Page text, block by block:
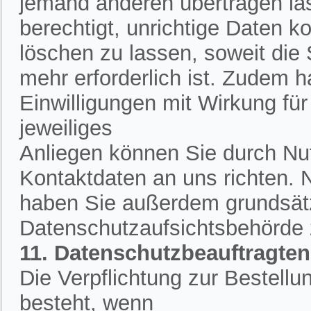
berechtigt, unrichtige Daten
löschen zu lassen, soweit
mehr erforderlich ist. Zudem
Einwilligungen mit Wirkung
jeweiliges
Anliegen können Sie durch
Kontaktdaten an uns richten.
haben Sie außerdem
11. Datenschutzbeauftragten
Die Verpflichtung zur
besteht, wenn